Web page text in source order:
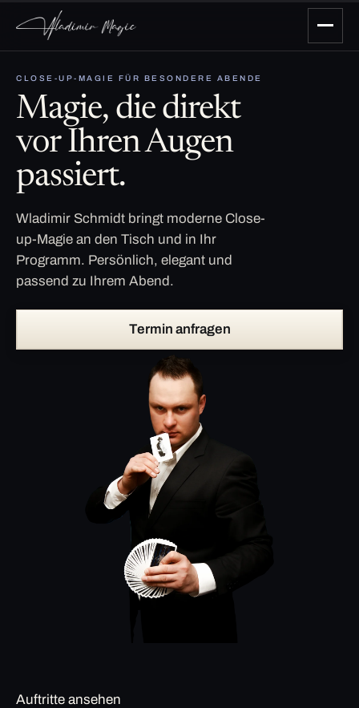
CLOSE-UP-MAGIE FÜR BESONDERE ABENDE
Magie, die direkt
vor Ihren Augen
passiert.
Wladimir Schmidt bringt moderne Close-
up-Magie an den Tisch und in Ihr
Programm. Persönlich, elegant und
passend zu Ihrem Abend.
Termin anfragen
Auftritte ansehen